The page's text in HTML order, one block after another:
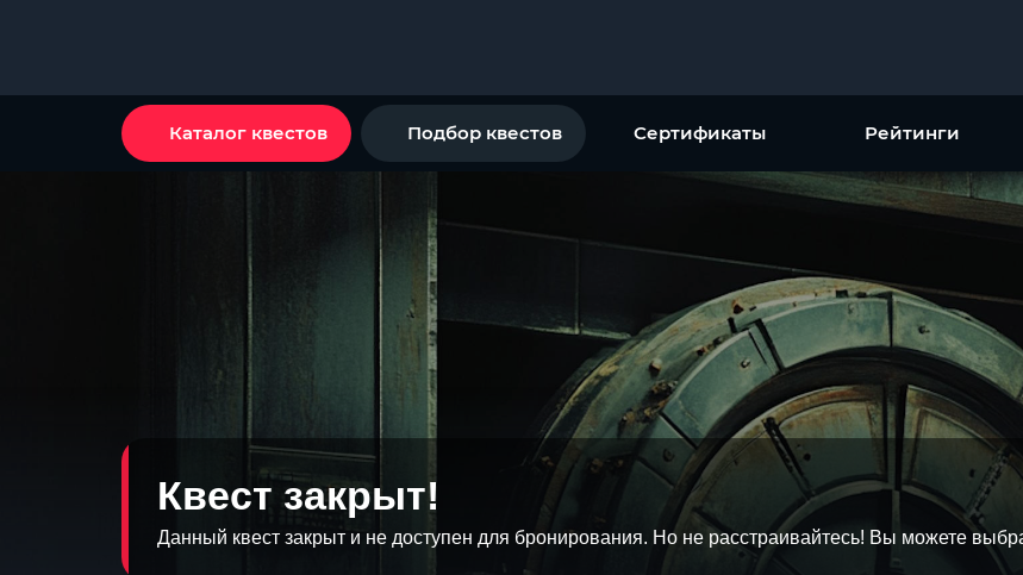
Каталог квестов Подбор квестов Сертификаты Рейтинги
Квест закрыт!
Данный квест закрыт и не доступен для бронирования. Но не расстраивайтесь! Вы можете